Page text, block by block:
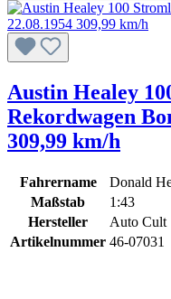
Austin Healey
Rekordwagen
309,99 km/h
Fahrername
Donald
Maßstab
1:43
Hersteller
Auto Cult
Artikelnummer 46-07031